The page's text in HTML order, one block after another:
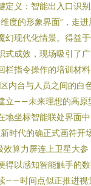
定义：智能出入口识
度的形象界面”，走进
幻现代化情景。得益
式成效，现场吸引了
栏指令操作的培训材
内台与人员之间的白
立——未来理想的高原
地坐标智能联处界面中
时代的确正式画符开
效算力屏连上卫星大参
得以感知智能触手的
——时间点似正推进视